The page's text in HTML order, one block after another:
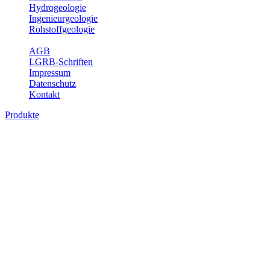
Hydrogeologie
Ingenieurgeologie
Rohstoffgeologie
AGB
LGRB-Schriften
Impressum
Datenschutz
Kontakt
Produkte